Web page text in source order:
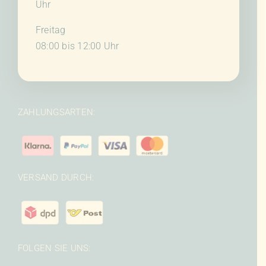
Uhr
Freitag
08:00 bis 12:00 Uhr
ZAHLUNGSARTEN:
VERSAND DURCH:
FOLGEN SIE UNS: